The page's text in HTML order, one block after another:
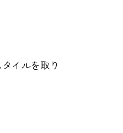
イルを取り